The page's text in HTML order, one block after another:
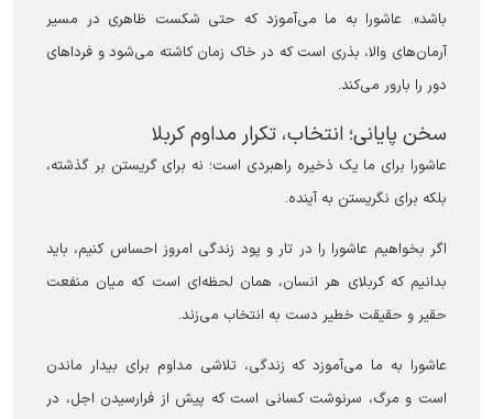
باشد». عاشورا به ما می‌آموزد که حتی شکست ظاهری در مسیر
آرمان‌های والا، بذری است که در خاک زمان کاشته می‌شود و فردا‌های
دور را بارور می‌کند.
سخن پایانی؛ انتخاب، تکرار مداوم کربلا
عاشورا برای ما یک ذخیره راهبردی است؛ نه برای گریستن بر گذشته،
بلکه برای نگریستن به آینده.
اگر بخواهیم عاشورا را در تار و پود زندگی امروز احساس کنیم، باید
بدانیم که کربلای هر انسان، همان لحظه‌ای است که میان منفعت
حقیر و حقیقت خطیر دست به انتخاب می‌زند.
عاشورا به ما می‌آموزد که زندگی، تلاشی مداوم برای بیدار ماندن
است و مرگ، سرنوشت کسانی است که پیش از فرارسیدن اجل، در